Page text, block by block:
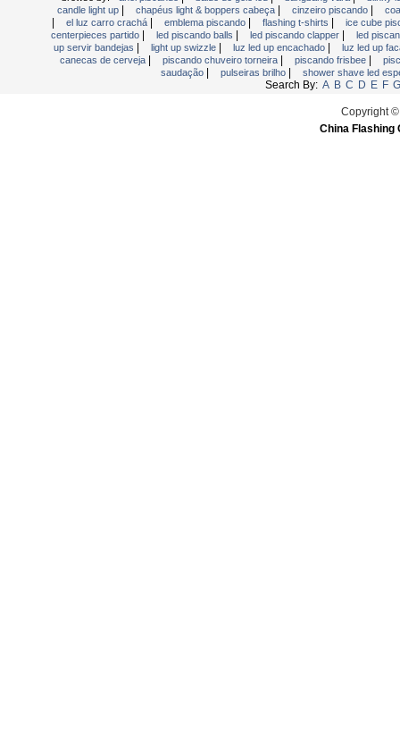
Piscando Jóias
Piscando Pin Magnetic
piscando relógio
candle light up | chapéus light & boppers cabeça | cinzeiro piscando |
| el luz carro crachá | emblema piscando | flashing t-shirts |
ice cube
centerpieces partido | led piscando balls | led piscando clapper |
led
up servir bandejas | light up swizzle | luz led up encachado |
luz led up
canecas de cerveja | piscando chuveiro torneira | piscando frisbee |
saudação | pulseiras brilho | shower shave led
Search By: A B C D E F G
Copyright
China Flashing